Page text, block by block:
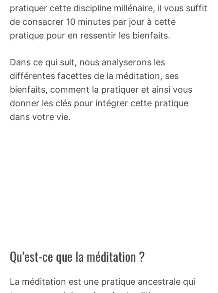
pratiquer cette discipline millénaire, il vous suffit
de consacrer 10 minutes par jour à cette
pratique pour en ressentir les bienfaits.
Dans ce qui suit, nous analyserons les
différentes facettes de la méditation, ses
bienfaits, comment la pratiquer et ainsi vous
donner les clés pour intégrer cette pratique
dans votre vie.
Qu’est-ce que la méditation ?
La méditation est une pratique ancestrale qui